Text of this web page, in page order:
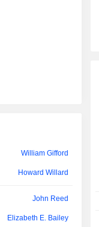
William Gifford
James Kilts
William Gifford
Howard Willard
John Reed
Elizabeth E. Bailey